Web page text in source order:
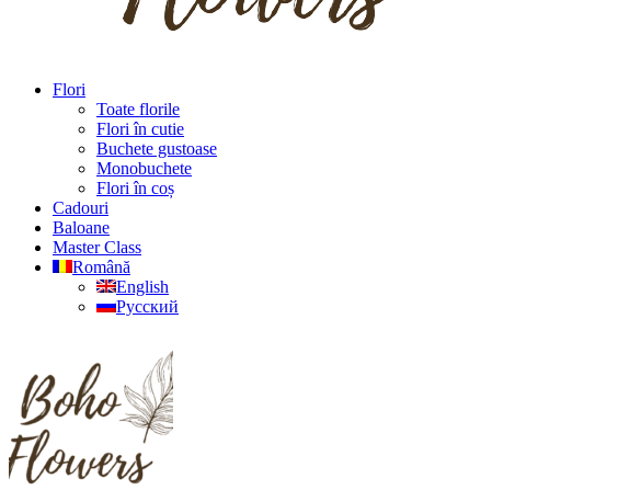
Flori
Toate florile
Flori în cutie
Buchete gustoase
Monobuchete
Flori în coș
Cadouri
Baloane
Master Class
Română
English
Русский